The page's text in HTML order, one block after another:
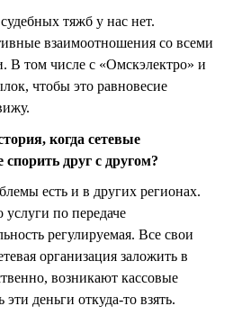
тяжб у нас нет.
взаимоотношения со всеми
В том числе с «Омскэлектро» и
чтобы это равновесие
когда сетевые
спорить друг с другом?
есть и в других регионах.
по передаче
регулируемая. Все свои
организация заложить в
возникают кассовые
деньги откуда-то взять.